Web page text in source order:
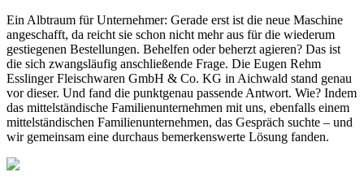
Ein Albtraum für Unternehmer: Gerade erst ist die neue Maschine
angeschafft, da reicht sie schon nicht mehr aus für die wiederum
gestiegenen Bestellungen. Behelfen oder beherzt agieren? Das ist
die sich zwangsläufig anschließende Frage. Die Eugen Rehm
Esslinger Fleischwaren GmbH & Co. KG in Aichwald stand genau
vor dieser. Und fand die punktgenau passende Antwort. Wie? Indem
das mittelständische Familienunternehmen mit uns, ebenfalls einem
mittelständischen Familienunternehmen, das Gespräch suchte – und
wir gemeinsam eine durchaus bemerkenswerte Lösung fanden.